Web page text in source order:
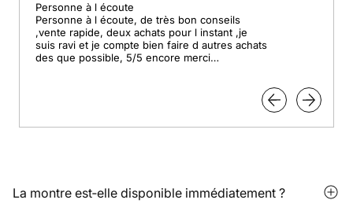
Personne à l écoute
Personne à l écoute, de très bon conseils
,vente rapide, deux achats pour l instant ,je
suis ravi et je compte bien faire d autres achats
des que possible, 5/5 encore merci
La montre est‑elle disponible immédiatement ?